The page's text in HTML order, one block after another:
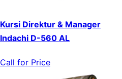
Kursi Direktur & Manager
Indachi D-560 AL
Call for Price